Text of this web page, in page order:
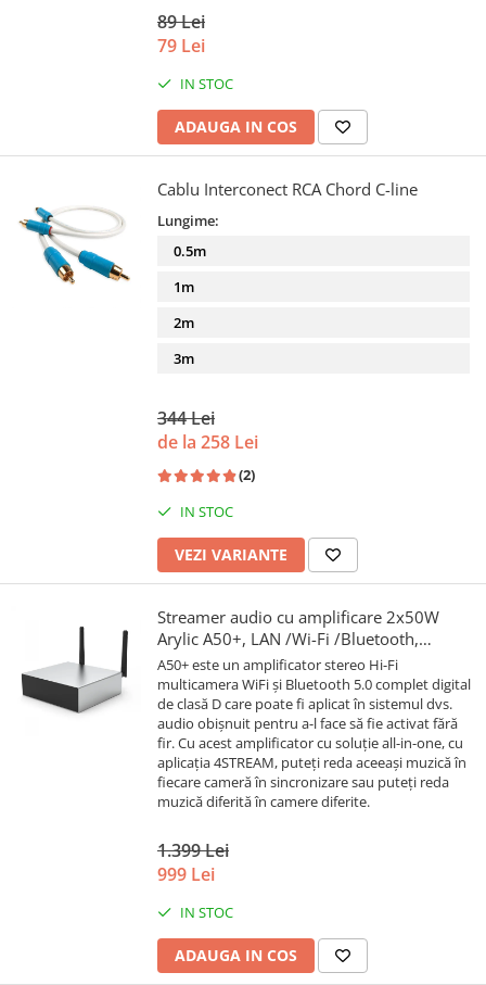
89 Lei
79 Lei
IN STOC
ADAUGA IN COS
Cablu Interconect RCA Chord C-line
Lungime:
0.5m
1m
2m
3m
344 Lei
de la 258 Lei
(2)
IN STOC
VEZI VARIANTE
Streamer audio cu amplificare 2x50W
Arylic A50+, LAN /Wi-Fi /Bluetooth,
24bit/192kHz, Multiroom
A50+ este un amplificator stereo Hi-Fi
multicamera WiFi și Bluetooth 5.0 complet digital
de clasă D care poate fi aplicat în sistemul dvs.
audio obișnuit pentru a-l face să fie activat fără
fir. Cu acest amplificator cu soluție all-in-one, cu
aplicația 4STREAM, puteți reda aceeași muzică în
fiecare cameră în sincronizare sau puteți reda
muzică diferită în camere diferite.
1.399 Lei
999 Lei
IN STOC
ADAUGA IN COS